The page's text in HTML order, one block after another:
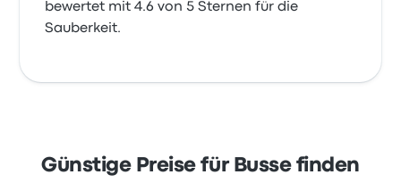
bewertet mit 4.6 von 5 Sternen für die
Sauberkeit.
Günstige Preise für Busse finden